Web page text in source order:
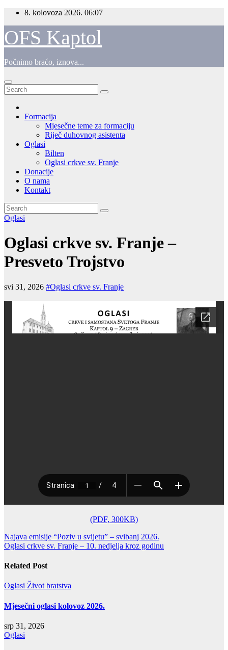
Skip
content
8. kolovoza 2026. 06:07
OFS Kaptol
Počnimo braćo, iznova...
Formacija
Mjesečne teme za formaciju
Riječ duhovnog asistenta
Oglasi
Bilten
Oglasi crkve sv. Franje
Donacije
O nama
Kontakt
Oglasi
Oglasi crkve sv. Franje –
Presveto Trojstvo
svi 31, 2026 #Oglasi crkve sv. Franje
(PDF, 300KB)
Navigacija
objava
Najava emisije “Poziv u svijetu” – svibanj 2026.
Oglasi crkve sv. Franje – 10. nedjelja kroz godinu
Related Post
Oglasi Život bratstva
Mjesečni oglasi kolovoz 2026.
srp 31, 2026
Oglasi